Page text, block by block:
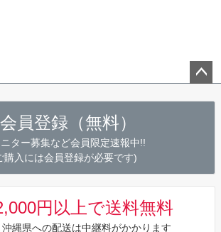
会員登録（無料）
ター募集など会員限定速報中!!
購入には会員登録が必要です)
円以上で送料無料
縄県への配送は中継料がかかります